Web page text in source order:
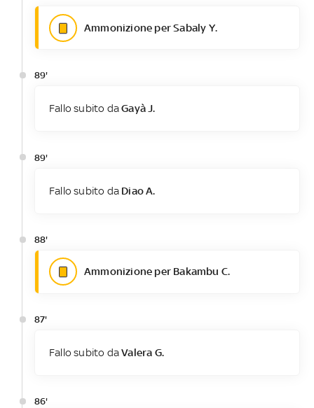
Ammonizione per Sabaly Y.
89'
Fallo subito daGayà J.
89'
Fallo subito da Diao A.
88'
Ammonizione per Bakambu C.
87'
Fallo subito daValera G.
86'